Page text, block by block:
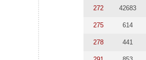
272 42683
275 614
278 441